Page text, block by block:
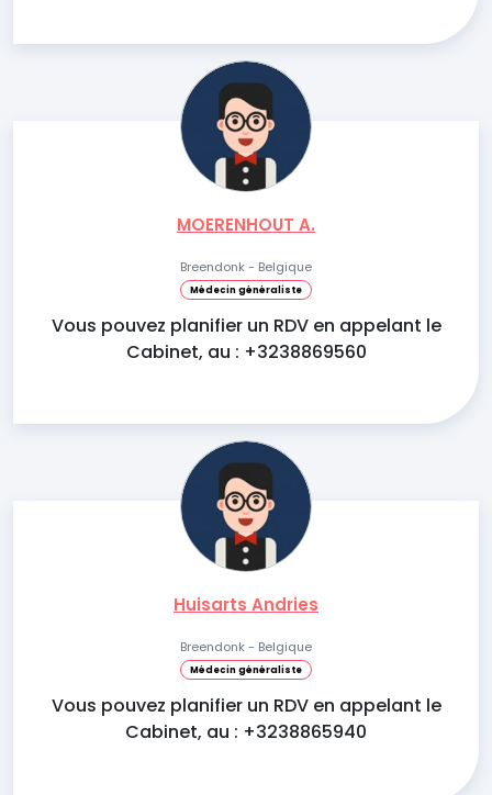
MOERENHOUT A.
Breendonk - Belgique
Médecin généraliste
Vous pouvez planifier un RDV en appelant le
Cabinet, au : +3238869560
Huisarts Andries
Breendonk - Belgique
Médecin généraliste
Vous pouvez planifier un RDV en appelant le
Cabinet, au : +3238865940